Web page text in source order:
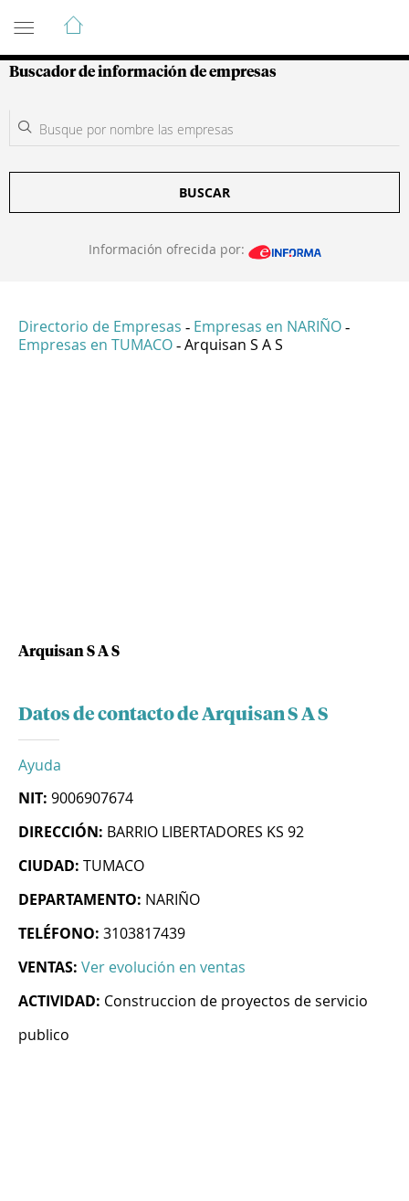
Guía de Empresas Colombianas
Buscador de información de empresas
BUSCAR
Información ofrecida por:
Directorio de Empresas - Empresas en NARIÑO -
Empresas en TUMACO - Arquisan S A S
Arquisan S A S
Datos de contacto de Arquisan S A S
Ayuda
NIT: 9006907674
DIRECCIÓN: BARRIO LIBERTADORES KS 92
CIUDAD: TUMACO
DEPARTAMENTO: NARIÑO
TELÉFONO: 3103817439
VENTAS: Ver evolución en ventas
ACTIVIDAD: Construccion de proyectos de servicio
publico